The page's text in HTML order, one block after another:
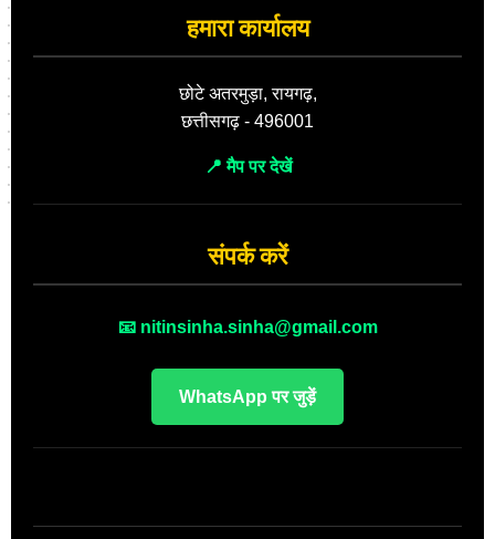
हमारा कार्यालय
छोटे अतरमुड़ा, रायगढ़,
छत्तीसगढ़ - 496001
📍 मैप पर देखें
संपर्क करें
📧 nitinsinha.sinha@gmail.com
WhatsApp पर जुड़ें